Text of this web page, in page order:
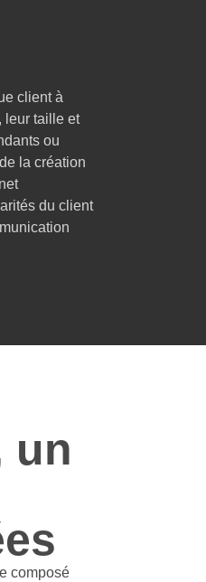
client à
leur taille et
ou
la création
du client
un
composé